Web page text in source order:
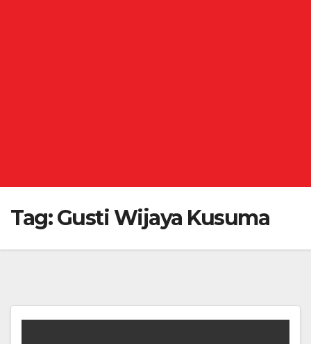
Tag:Gusti Wijaya Kusuma